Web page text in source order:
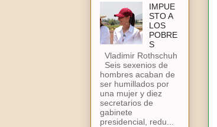
IMPUE
STO A
LOS
POBRE
S
Vladimir Rothschuh
Seis sexenios de
hombres acaban de
ser humillados por
una mujer y diez
secretarios de
gabinete
presidencial, redu...